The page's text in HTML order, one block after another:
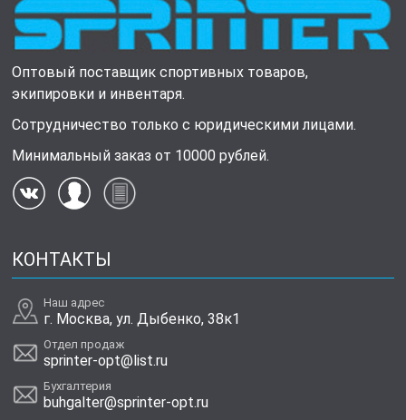
Оптовый поставщик спортивных товаров,
экипировки и инвентаря.
Сотрудничество только с юридическими лицами.
Минимальный заказ от 10000 рублей.
КОНТАКТЫ
Наш адрес
г. Москва, ул. Дыбенко, 38к1
Отдел продаж
sprinter-opt@list.ru
Бухгалтерия
buhgalter@sprinter-opt.ru